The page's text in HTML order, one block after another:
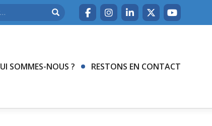
SOMMES-NOUS ? RESTONS EN CONTACT